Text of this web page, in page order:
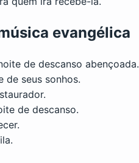
evangélica
de descanso abençoada.
de seus sonhos.
de descanso.